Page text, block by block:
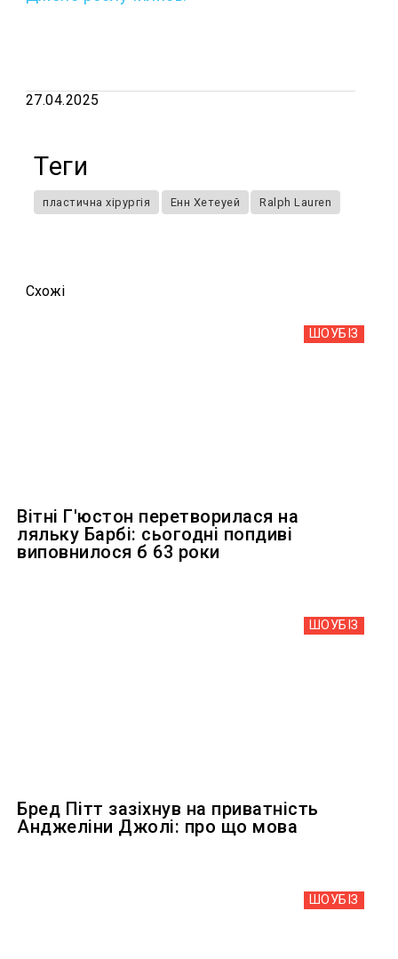
27.04.2025
Теги
пластична хірургія Енн Хетеуей Ralph Lauren
Схожi
ШОУБIЗ
Вітні Г'юстон перетворилася на
ляльку Барбі: сьогодні попдиві
виповнилося б 63 роки
ШОУБIЗ
Бред Пітт зазіхнув на приватність
Анджеліни Джолі: про що мова
ШОУБIЗ